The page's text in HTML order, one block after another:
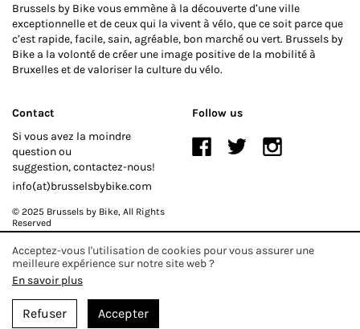
Acceptez-vous l'utilisation de cookies pour vous assurer une
meilleure expérience sur notre site web ?
En savoir plus
Refuser Accepter
Brussels by Bike vous emmène à la découverte d’une ville
exceptionnelle et de ceux qui la vivent à vélo, que ce soit parce que
c’est rapide, facile, sain, agréable, bon marché ou vert. Brussels by
Bike a la volonté de créer une image positive de la mobilité à
Bruxelles et de valoriser la culture du vélo.
Contact
Si vous avez la moindre
question ou
suggestion, contactez-nous!
info(at)brusselsbybike.com
© 2025 Brussels by Bike , All Rights
Reserved
Follow us
Crédits
Brussels by bike est un projet réalisé par Fabe asbl
Avec le soutien de la Région de Bruxelles-Capitale
Web Design et développement par